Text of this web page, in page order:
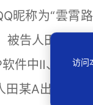
昵称为“雲霄
告人田某A的
件中Ⅱ、Ⅲ类
A出售的是
访问